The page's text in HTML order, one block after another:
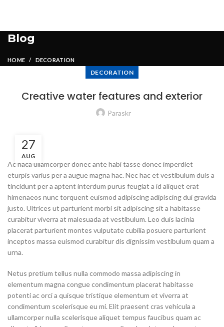
Blog
HOME DECORATION
DECORATION
Creative water features and exterior
Paraskr
27
AUG
Ac haca ullamcorper donec ante habi tasse donec imperdiet
eturpis varius per a augue magna hac. Nec hac et vestibulum duis a
tincidunt per a aptent interdum purus feugiat a id aliquet erat
himenaeos nunc torquent euismod adipiscing adipiscing dui gravida
justo. Ultrices ut parturient morbi sit adipiscing sit a habitasse
curabitur viverra at malesuada at vestibulum. Leo duis lacinia
placerat parturient montes vulputate cubilia posuere parturient
inceptos massa euismod curabitur dis dignissim vestibulum quam a
urna.
Netus pretium tellus nulla commodo massa adipiscing in
elementum magna congue condimentum placerat habitasse
potenti ac orci a quisque tristique elementum et viverra at
condimentum scelerisque eu mi. Elit praesent cras vehicula a
ullamcorper nulla scelerisque aliquet tempus faucibus quam ac